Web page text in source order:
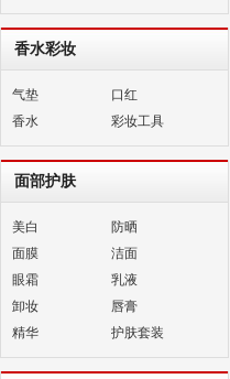
香水彩妆
气垫
口红
香水
彩妆工具
面部护肤
美白
防晒
面膜
洁面
眼霜
乳液
卸妆
唇膏
精华
护肤套装